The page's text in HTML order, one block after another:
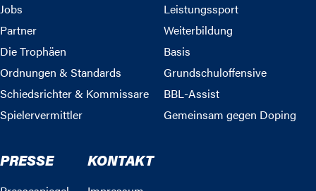
Jobs
Partner
Die Trophäen
Ordnungen & Standards
Schiedsrichter & Kommissare
Spielervermittler
Leistungssport
Weiterbildung
Basis
Grundschuloffensive
BBL-Assist
Gemeinsam gegen Doping
PRESSE KONTAKT